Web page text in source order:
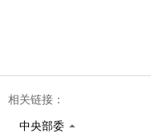
相关链接：
中央部委